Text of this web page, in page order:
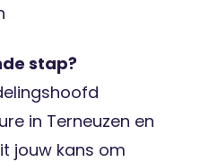
stap?
in Terneuzen en
jouw kans om